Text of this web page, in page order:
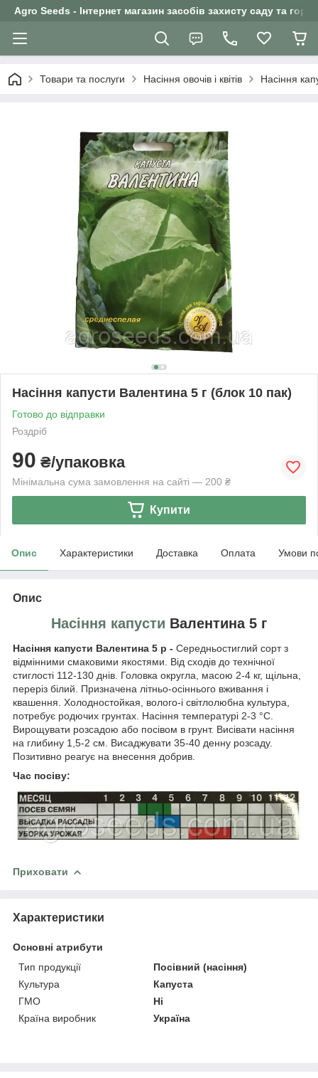
Agro Seeds - Інтернет магазин засобів захисту саду та
Товари та послуги Насіння овочів і квітів Насіння
Насіння капусти Валентина 5 г (блок 10 пак)
Готово до відправки
Роздріб
90 ₴/упаковка
Мінімальна сума замовлення на сайті — 200 ₴
Купити
Опис Характеристики Доставка Оплата Умови
Опис
Насіння капусти Валентина 5 г
Насіння капусти Валентина 5 р - Середньостиглий сорт з
відмінними смаковими якостями. Від сходів до технічної
стиглості 112-130 днів. Головка округла, масою 2-4 кг, щільна,
переріз білий. Призначена літньо-осіннього вживання і
квашення. Холодностойкая, волого-і світлолюбна культура,
потребує родючих грунтах. Насіння температурі 2-3 °С.
Вирощувати розсадою або посівом в грунт. Висівати насіння
на глибину 1,5-2 см. Висаджувати 35-40 денну розсаду.
Позитивно реагує на внесення добрив.
Час посіву:
Приховати
Характеристики
Основні атрибути
Тип продукції
Посівний (насіння)
Культура
Капуста
ГМО
Ні
Країна виробник
Україна